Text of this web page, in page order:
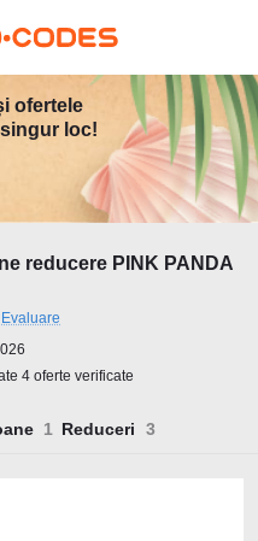
ofertele
loc!
reducere PINK PANDA
Evaluare
4 oferte verificate
Reduceri